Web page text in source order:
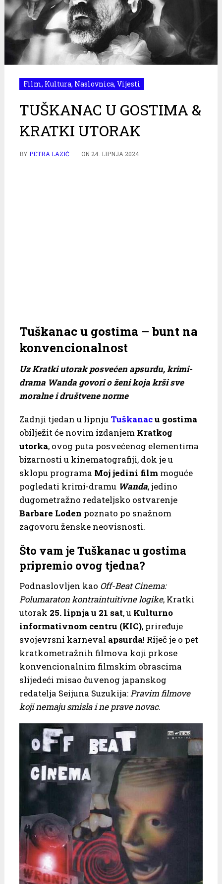
Film, Kultura, Naslovnica, Vijesti
TUŠKANAC U GOSTIMA &
KRATKI UTORAK
BYPETRA LAZIĆ ON 24. LIPNJA 2024.
Tuškanac u gostima – bunt na
konvencionalnost
Uz Kratki utorak posvećen apsurdu, krimi-
drama Wanda govori o ženi koja krši sve
moralne i društvene norme
Zadnji tjedan u lipnjuTuškanacu gostima
obilježit će novim izdanjem Kratkog
utorka, ovog puta posvećenog elementima
bizarnosti u kinematografiji, dok je u
sklopu programa Moj jedini film moguće
pogledati krimi-dramu Wanda, jedino
dugometražno redateljsko ostvarenje
Barbare Loden poznato po snažnom
zagovoru ženske neovisnosti.
Što vam je Tuškanac u gostima
pripremio ovog tjedna?
Podnaslovljen kao Off-Beat Cinema:
Polumaraton kontraintuitivne logike, Kratki
utorak 25. lipnja u 21 sat, u Kulturno
informativnom centru (KIC), priređuje
svojevrsni karneval apsurda! Riječ je o pet
kratkometražnih filmova koji prkose
konvencionalnim filmskim obrascima
slijedeći misao čuvenog japanskog
redatelja Seijuna Suzukija: Pravim filmove
koji nemaju smisla i ne prave novac.